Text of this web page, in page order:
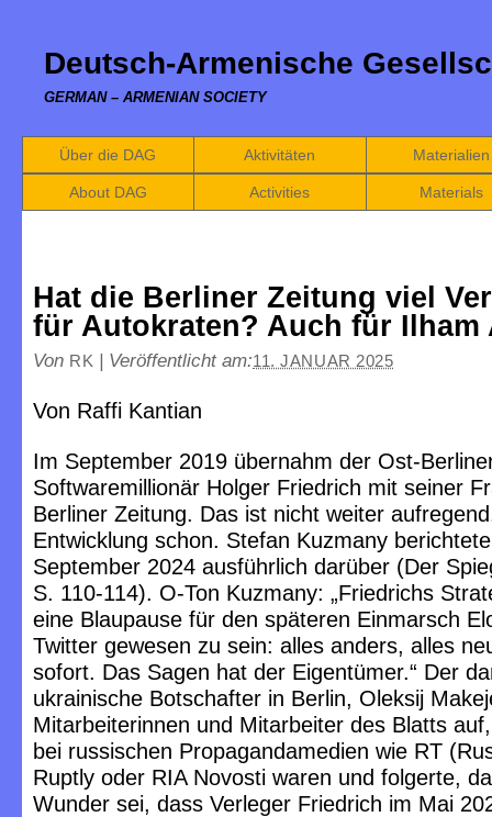
Deutsch-Armenische
GERMAN – ARMENIAN SOCIETY
Über die DAG Aktivitäten Materialien
About DAG Activities Materials
Hat die Berliner Zeitung viel
für Autokraten? Auch für Ilham
Von RK | Veröffentlicht am:11. JANUAR 2025
Von Raffi Kantian
Im September 2019 übernahm der Ost-
Softwaremillionär Holger Friedrich mit seiner
Berliner Zeitung. Das ist nicht weiter
Entwicklung schon. Stefan Kuzmany
September 2024 ausführlich darüber (Der
S. 110-114). O-Ton Kuzmany: „Friedrichs
eine Blaupause für den späteren Einmarsch
Twitter gewesen zu sein: alles anders, alles
sofort. Das Sagen hat der Eigentümer.“ Der
ukrainische Botschafter in Berlin, Oleksij
Mitarbeiterinnen und Mitarbeiter des Blatts
bei russischen Propagandamedien wie RT
Ruptly oder RIA Novosti waren und folgerte,
Wunder sei, dass Verleger Friedrich im Mai